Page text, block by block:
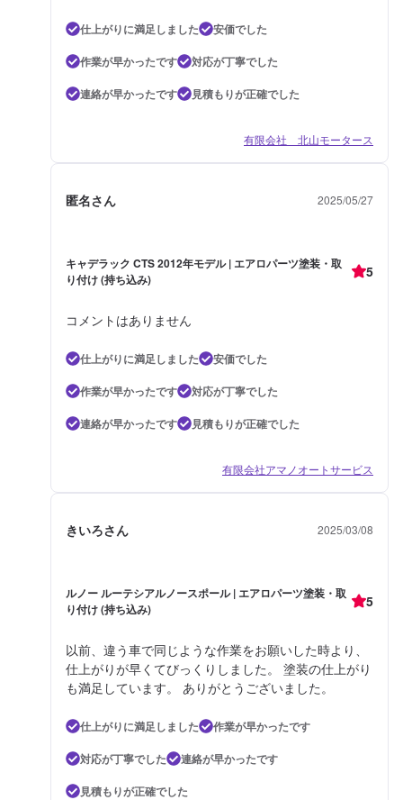
仕上がりに満足しました
安価でした
作業が早かったです
対応が丁寧でした
連絡が早かったです
見積もりが正確でした
有限会社 北山モータース
匿名さん 2025/05/27
キャデラック CTS 2012年モデル | エアロパーツ塗装・取
り付け (持ち込み)
5
コメントはありません
仕上がりに満足しました
安価でした
作業が早かったです
対応が丁寧でした
連絡が早かったです
見積もりが正確でした
有限会社アマノオートサービス
きいろさん 2025/03/08
ルノー ルーテシアルノースポール | エアロパーツ塗装・取
り付け (持ち込み)
5
以前、違う車で同じような作業をお願いした時より、
仕上がりが早くてびっくりしました。 塗装の仕上がり
も満足しています。 ありがとうございました。
仕上がりに満足しました
作業が早かったです
対応が丁寧でした
連絡が早かったです
見積もりが正確でした